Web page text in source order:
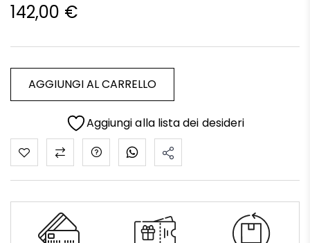
142,00 €
AGGIUNGI AL CARRELLO
Aggiungi alla lista dei desideri